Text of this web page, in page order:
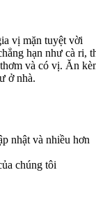
vị mặn tuyệt vời
hạn như cà ri,
và có vị. Ăn
ở nhà.
nhật và nhiều hơn
chúng tôi